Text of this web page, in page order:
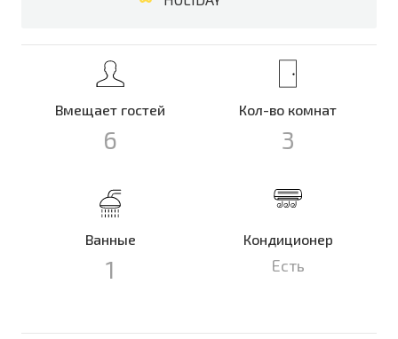
Вмещает гостей
6
Кол-во комнат
3
Ванные
1
Кондиционер
Есть